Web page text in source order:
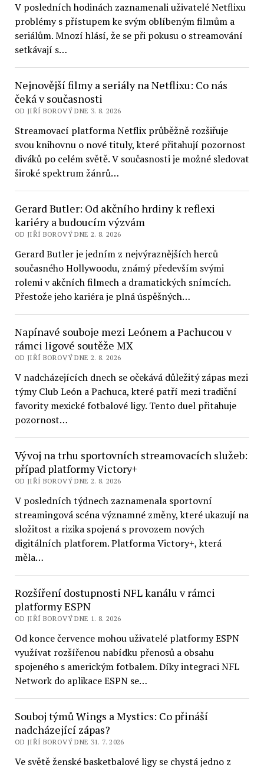
V posledních hodinách zaznamenali uživatelé Netflixu
problémy s přístupem ke svým oblíbeným filmům a
seriálům. Mnozí hlásí, že se při pokusu o streamování
setkávají s…
Nejnovější filmy a seriály na Netflixu: Co nás
čeká v současnosti
OD JIŘÍ BOROVÝ DNE 3. 8. 2026
Streamovací platforma Netflix průběžně rozšiřuje
svou knihovnu o nové tituly, které přitahují pozornost
diváků po celém světě. V současnosti je možné sledovat
široké spektrum žánrů…
Gerard Butler: Od akčního hrdiny k reflexi
kariéry a budoucím výzvám
OD JIŘÍ BOROVÝ DNE 2. 8. 2026
Gerard Butler je jedním z nejvýraznějších herců
současného Hollywoodu, známý především svými
rolemi v akčních filmech a dramatických snímcích.
Přestože jeho kariéra je plná úspěšných…
Napínavé souboje mezi Leónem a Pachucou v
rámci ligové soutěže MX
OD JIŘÍ BOROVÝ DNE 2. 8. 2026
V nadcházejících dnech se očekává důležitý zápas mezi
týmy Club León a Pachuca, které patří mezi tradiční
favority mexické fotbalové ligy. Tento duel přitahuje
pozornost…
Vývoj na trhu sportovních streamovacích služeb:
případ platformy Victory+
OD JIŘÍ BOROVÝ DNE 2. 8. 2026
V posledních týdnech zaznamenala sportovní
streamingová scéna významné změny, které ukazují na
složitost a rizika spojená s provozem nových
digitálních platforem. Platforma Victory+, která
měla…
Rozšíření dostupnosti NFL kanálu v rámci
platformy ESPN
OD JIŘÍ BOROVÝ DNE 1. 8. 2026
Od konce července mohou uživatelé platformy ESPN
využívat rozšířenou nabídku přenosů a obsahu
spojeného s americkým fotbalem. Díky integraci NFL
Network do aplikace ESPN se…
Souboj týmů Wings a Mystics: Co přináší
nadcházející zápas?
OD JIŘÍ BOROVÝ DNE 31. 7. 2026
Ve světě ženské basketbalové ligy se chystá jedno z